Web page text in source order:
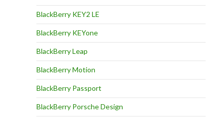
BlackBerry KEY2 LE
BlackBerry KEYone
BlackBerry Leap
BlackBerry Motion
BlackBerry Passport
BlackBerry Porsche Design